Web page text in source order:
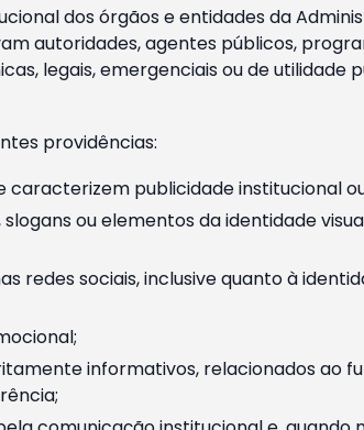
dos órgãos e entidades da
autoridades, agentes públicos,
legais, emergenciais ou de utilidade
providências:
publicidade institucional
ou elementos da identidade
redes sociais, inclusive quanto à
informativos, relacionados ao